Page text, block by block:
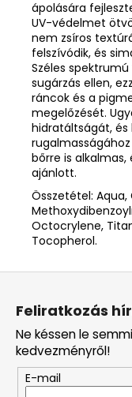
ápolására
UV-védelmet
nem zsíros
felszívódik, és
Széles
sugárzás ellen,
ráncok és a
megelőzését.
hidratáltságát, és
bőrre is
ajánlott.
Összetétel: Aqua,
Octocrylene,
Tocopherol.
L
Feliratkozás
Ne késsen le
kedvezményről!
E-mail